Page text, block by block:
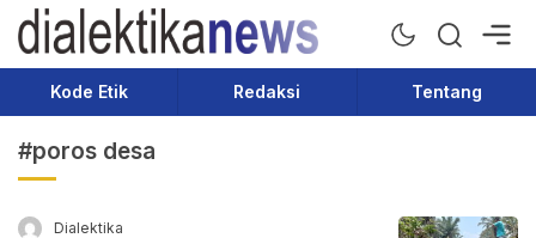
Dialektika News
Terkini dan Populer
Kode Etik Redaksi Tentang
#poros desa
Dialektika